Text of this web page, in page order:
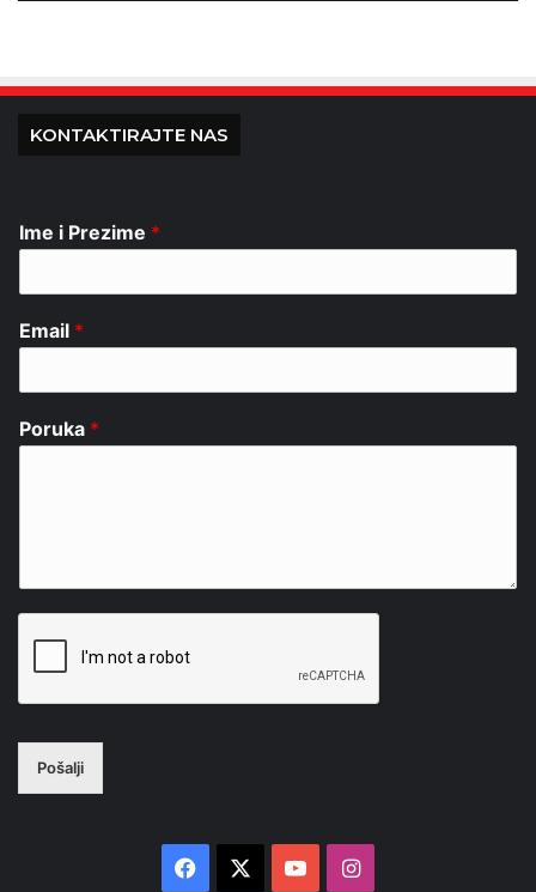
KONTAKTIRAJTE NAS
Ime i Prezime *
Email *
Poruka *
Pošalji
Facebook YouTubeInstagram